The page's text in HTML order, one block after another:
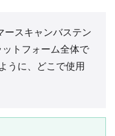
ースキャンバステン
トフォーム全体で
うに、どこで使用